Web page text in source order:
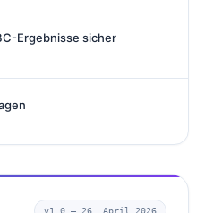
Ergebnisse sicher
v1.0 — 26. April 2026